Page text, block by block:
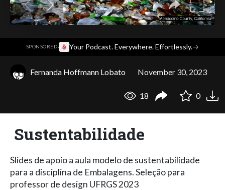
SPONSORED· Your Podcast. Everywhere. Effortlessly.→
Fernanda Hoffmann Lobato November 30, 2023
18 0
Sustentabilidade
Slides de apoio a aula modelo de sustentabilidade
para a disciplina de Embalagens. Seleção para
professor de design UFRGS 2023